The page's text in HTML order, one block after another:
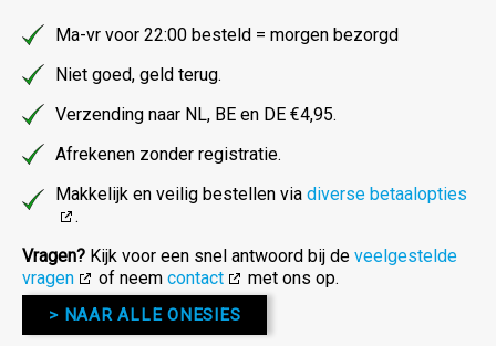
Ma-vr voor 22:00 besteld = morgen bezorgd
Niet goed, geld terug.
Verzending naar NL, BE en DE €4,95.
Afrekenen zonder registratie.
Makkelijk en veilig bestellen via diverse betaalopties
.
Vragen? Kijk voor een snel antwoord bij de veelgestelde
vragen
of neem contact met ons op.
> NAAR ALLE ONESIES